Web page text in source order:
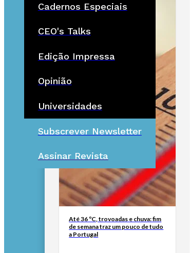
Cadernos Especiais
CEO's Talks
Edição Impressa
Opinião
Universidades
Subscrever Newsletter
Assinar Revista
Até 36 ºC, trovoadas e chuva: fim
de semana traz um pouco de tudo
a Portugal